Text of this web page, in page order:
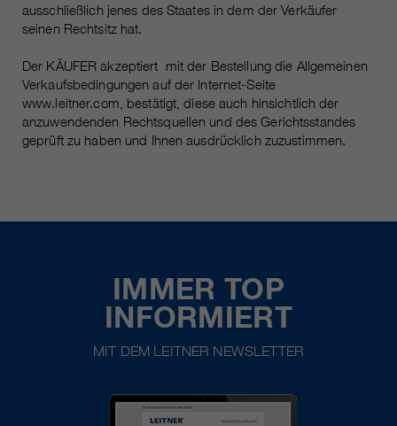
ausschließlich jenes des Staates in dem der Verkäufer
seinen Rechtsitz hat.
Der KÄUFER akzeptiert mit der Bestellung die Allgemeinen
Verkaufsbedingungen auf der Internet-Seite
www.leitner.com, bestätigt, diese auch hinsichtlich der
anzuwendenden Rechtsquellen und des Gerichtsstandes
geprüft zu haben und Ihnen ausdrücklich zuzustimmen.
IMMER TOP
INFORMIERT
MIT DEM LEITNER NEWSLETTER